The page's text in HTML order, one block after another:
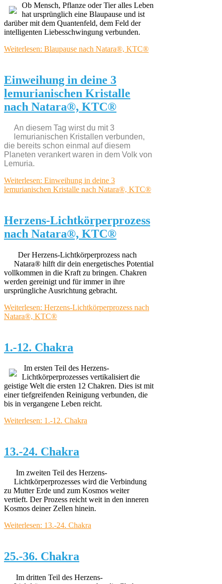
Ob Mensch, Pflanze oder Tier alles Leben
hat ursprünglich eine Blaupause und ist
darüber mit dem Quantenfeld, dem Feld der
intelligenten Liebesschwingung verbunden.
Weiterlesen: Blaupause nach Natara®, KTC®
Einweihung in deine 3
lemurianischen Kristalle
nach Natara®, KTC®
An diesem Tag wirst du mit 3
lemurianischen Kristallen verbunden,
die bereits schon einmal auf diesem
Planeten verankert waren in dem Volk von
Lemuria.
Weiterlesen: Einweihung in deine 3
lemurianischen Kristalle nach Natara®, KTC®
Herzens-Lichtkörperprozess
nach Natara®, KTC®
Der Herzens-Lichtkörperprozess nach
Natara® hilft dir dein energetisches Potential
vollkommen in die Kraft zu bringen. Chakren
werden gereinigt und für immer in ihre
ursprüngliche Ausrichtung gebracht.
Weiterlesen: Herzens-Lichtkörperprozess nach
Natara®, KTC®
1.-12. Chakra
Im ersten Teil des Herzens-
Lichtkörperprozesses vertikalisiert die
geistige Welt die ersten 12 Chakren. Dies ist mit
einer tiefgreifenden Reinigung verbunden, die
bis in vergangene Leben reicht.
Weiterlesen: 1.-12. Chakra
13.-24. Chakra
Im zweiten Teil des Herzens-
Lichtkörperprozesses wird die Verbindung
zu Mutter Erde und zum Kosmos weiter
vertieft. Der Prozess reicht weit in den inneren
Kosmos deiner Zellen hinein.
Weiterlesen: 13.-24. Chakra
25.-36. Chakra
Im dritten Teil des Herzens-